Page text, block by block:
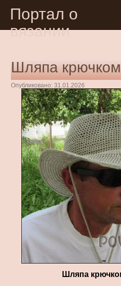
Портал о
вязании
Шляпа
Опубликовано: 31.01.2026
Шляпа